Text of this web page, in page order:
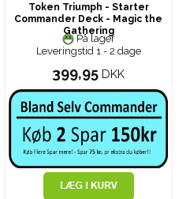
Token Triumph - Starter
Commander Deck - Magic the
Gathering
På lager
Leveringstid 1 - 2 dage
399,95 DKK